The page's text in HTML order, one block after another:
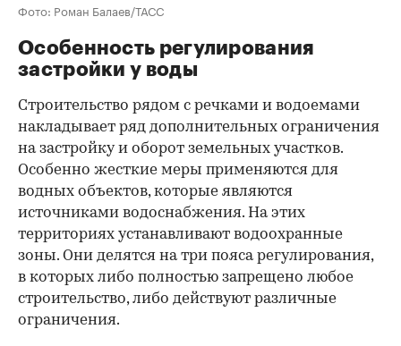
Фото: Роман Балаев/ТАСС
Особенность регулирования
застройки у воды
Строительство рядом с речками и водоемами
накладывает ряд дополнительных ограничения
на застройку и оборот земельных участков.
Особенно жесткие меры применяются для
водных объектов, которые являются
источниками водоснабжения. На этих
территориях устанавливают водоохранные
зоны. Они делятся на три пояса регулирования,
в которых либо полностью запрещено любое
строительство, либо действуют различные
ограничения.